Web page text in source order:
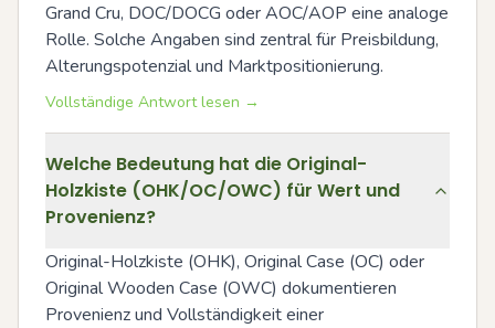
Grand Cru, DOC/DOCG oder AOC/AOP eine analoge
Rolle. Solche Angaben sind zentral für Preisbildung,
Alterungspotenzial und Marktpositionierung.
Vollständige Antwort lesen →
Welche Bedeutung hat die Original-
Holzkiste (OHK/OC/OWC) für Wert und
Provenienz?
Original-Holzkiste (OHK), Original Case (OC) oder
Original Wooden Case (OWC) dokumentieren
Provenienz und Vollständigkeit einer